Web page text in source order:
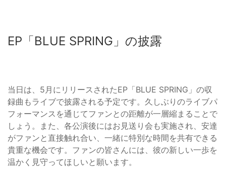
EP「BLUE SPRING」の披露
当日は、5月にリリースされたEP「BLUE SPRING」の収
録曲もライブで披露される予定です。久しぶりのライブパ
フォーマンスを通じてファンとの距離が一層縮まることで
しょう。また、各公演後にはお見送り会も実施され、安達
がファンと直接触れ合い、一緒に特別な時間を共有できる
貴重な機会です。ファンの皆さんには、彼の新しい一歩を
温かく見守ってほしいと願います。